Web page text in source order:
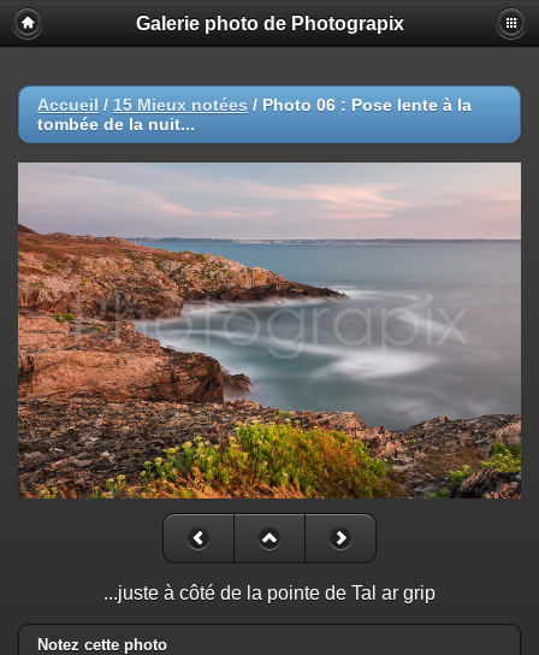
Galerie photo de Photograpix
Accueil / 15 Mieux notées / Photo 06 : Pose lente à la
tombée de la nuit...
...juste à côté de la pointe de Tal ar grip
Notez cette photo